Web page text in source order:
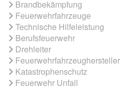
Brandbekämpfung
Feuerwehrfahrzeuge
Technische Hilfeleistung
Berufsfeuerwehr
Drehleiter
Feuerwehrfahrzeughersteller
Katastrophenschutz
Feuerwehr Unfall